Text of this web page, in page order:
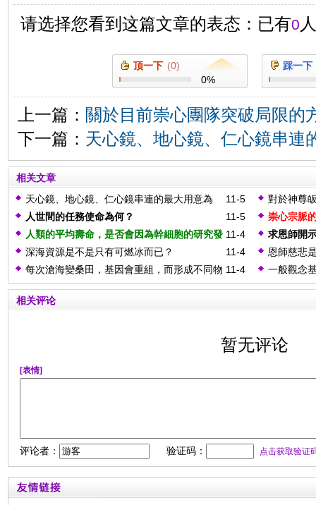
请选择您看到这篇文章的表态：已有0
顶一下 (0)
0%
踩一下
上一篇： 關於目前崇心團隊突破局限的
下一篇： 天心鏡、地心鏡、仁心鏡串連
相关文章
11-5
天心鏡、地心鏡、仁心鏡串連的最大用意為
何？
對於神尊
安排教育
11-5
人世間的任務使命為何？
崇心宗脈
11-4
人類的平均壽命，是否會因為幹細胞的研究發
展，在50年內延長到120歲？
求恩師開
11-4
深海資源是不是只有可燃冰而已？
恩師慈悲
會成為半
後，都會
11-4
每次滄海變桑田，基因會重組，而形成不同物
種，此物種之形成是整體形成否？
一般觀念
作用是如
相关评论
暂无评论
[表情]
评论者： 验证码： 点击获取验证